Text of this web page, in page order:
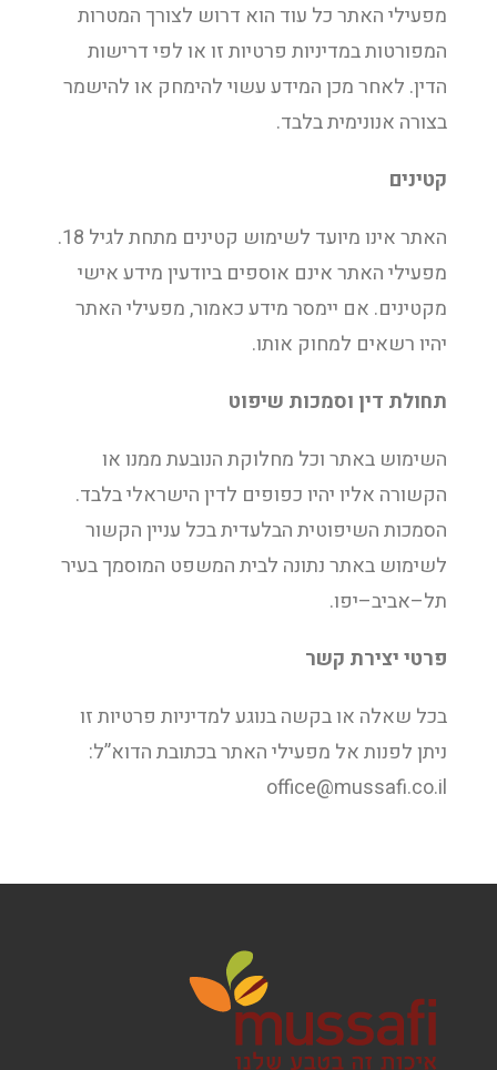
מפעילי האתר כל עוד הוא דרוש לצורך המטרות
המפורטות במדיניות פרטיות זו או לפי דרישות
הדין. לאחר מכן המידע עשוי להימחק או להישמר
בצורה אנונימית בלבד.
קטינים
האתר אינו מיועד לשימוש קטינים מתחת לגיל 18.
מפעילי האתר אינם אוספים ביודעין מידע אישי
מקטינים. אם יימסר מידע כאמור, מפעילי האתר
יהיו רשאים למחוק אותו.
תחולת דין וסמכות שיפוט
השימוש באתר וכל מחלוקת הנובעת ממנו או
הקשורה אליו יהיו כפופים לדין הישראלי בלבד.
הסמכות השיפוטית הבלעדית בכל עניין הקשור
לשימוש באתר נתונה לבית המשפט המוסמך בעיר
תל–אביב–יפו.
פרטי יצירת קשר
בכל שאלה או בקשה בנוגע למדיניות פרטיות זו
ניתן לפנות אל מפעילי האתר בכתובת הדוא”ל:
office@mussafi.co.il